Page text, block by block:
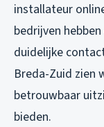
installateur
bedrijven
duidelijke
Breda-Zuid zien
betrouwbaar
bieden.